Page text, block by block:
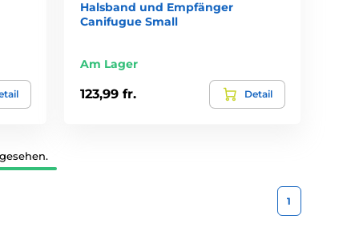
Halsband und Empfänger
Canifugue Small
Am Lager
123,99 fr. Detail
1